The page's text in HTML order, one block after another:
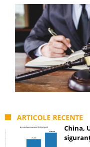
ARTICOLE RECENTE
China,